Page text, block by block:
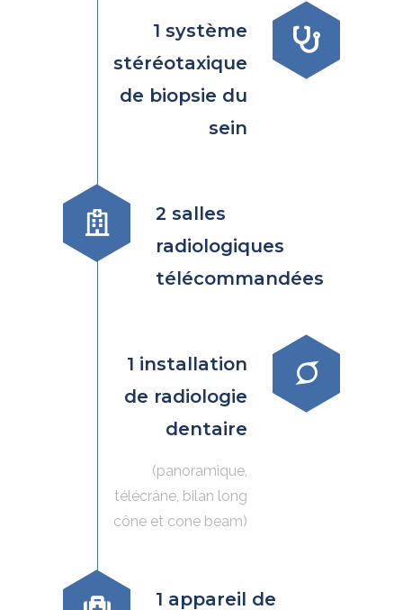
1 système
stéréotaxique
de biopsie du
sein
2 salles
radiologiques
télécommandées
1 installation
de radiologie
dentaire
(panoramique,
télécrâne, bilan long
cône et cone beam)
1 appareil de